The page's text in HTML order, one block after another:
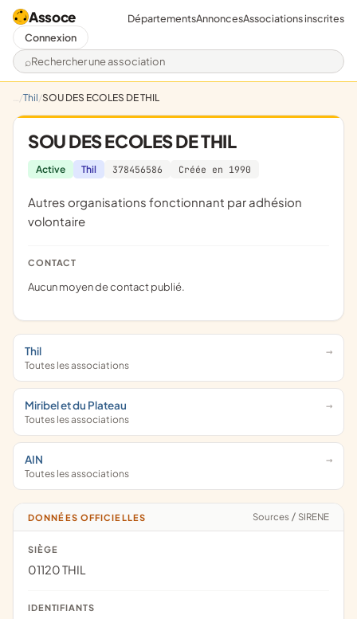
Assoce
Rechercher une association
DépartementsAnnoncesAssociations inscrites
Connexion
Thil SOU DES ECOLES DE THIL
SOU DES ECOLES DE THIL
Active Thil 378456586 Créée en 1990
Autres organisations fonctionnant par adhésion
volontaire
CONTACT
Aucun moyen de contact publié.
Thil
Toutes les associations
Miribel et du Plateau
Toutes les associations
AIN
Toutes les associations
DONNÉES OFFICIELLES Sources / SIRENE
SIÈGE
01120 THIL
IDENTIFIANTS